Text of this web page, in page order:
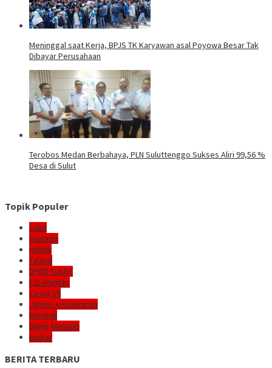
Meninggal saat Kerja, BPJS TK Karyawan asal Poyowa Besar Tak
Dibayar Perusahaan
Terobos Medan Berbahaya, PLN Suluttenggo Sukses Aliri 99,56 %
Desa di Sulut
Topik Populer
sulut
manado
politik
Talaud
DPRD SULUT
E2L-Mantap
Covid-19
James A Kojongian
kriminal
Banjir Manado
golkar
BERITA TERBARU